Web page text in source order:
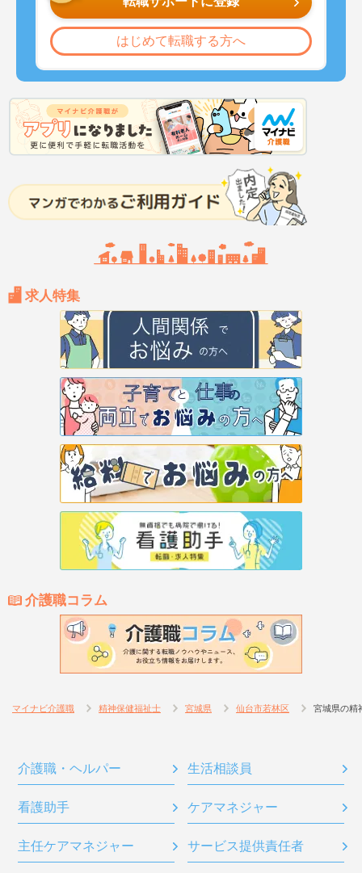
はじめて転職する方へ
求人特集
介護職コラム
マイナビ介護職 精神保健福祉士 宮城県 仙台市若林区 宮城県の精
介護職・ヘルパー 生活相談員
看護助手 ケアマネジャー
主任ケアマネジャー サービス提供責任者